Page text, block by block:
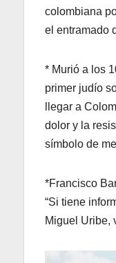
colombiana
el entramado
* Murió a los
primer judío
llegar a
dolor y la
símbolo de
*Francisco
“Si tiene
Miguel Uribe,